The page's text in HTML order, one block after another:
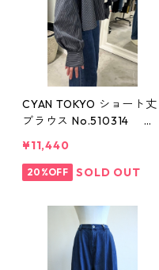
CYAN TOKYO ショート丈
ブラウス No.510314 カ
イプ/チャコール
¥11,440
20%OFF SOLD OUT